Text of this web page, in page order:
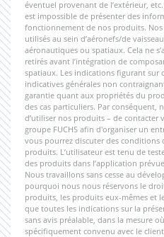
éventuel provenant de l’extérieur,
est impossible de présenter des
fonctionnement de nos produits.
utilisés au sein d’aéronefs/de
aéronautiques ou spatiaux. Cela ne
retirés avant l’intégration de
spatiaux. Les indications figurant sur
indicatives générales non
garantie quant aux propriétés du
des cas particuliers. Par conséquent,
d’utiliser nos produits – de contacter
groupe FUCHS afin d'organiser un
vous pourrez discuter des
produits. L’utilisateur est tenu de
des produits dans l’application
Nous travaillons sans cesse au
pourquoi nous nous réservons le
produits, les produits eux-mêmes et
que toutes les indications sur la
sans avis préalable, dans la mesure
spécifiquement convenu avec le